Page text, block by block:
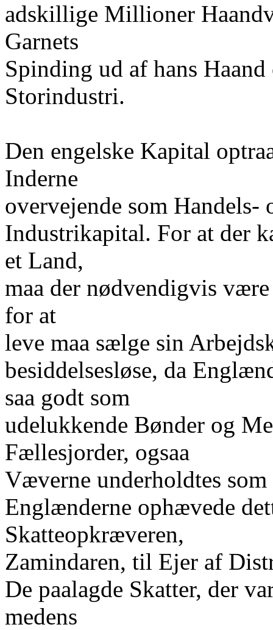
adskillige Millioner
Garnets
Spinding ud af hans
Storindustri.
Den engelske Kapital
Inderne
overvejende som
Industrikapital. For at der
et Land,
maa der nødvendigvis
for at
leve maa sælge sin
besiddelsesløse, da
saa godt som
udelukkende Bønder og
Fællesjorder, ogsaa
Væverne underholdtes
Englænderne ophævede
Skatteopkræveren,
Zamindaren, til Ejer af
De paalagde Skatter, der
medens